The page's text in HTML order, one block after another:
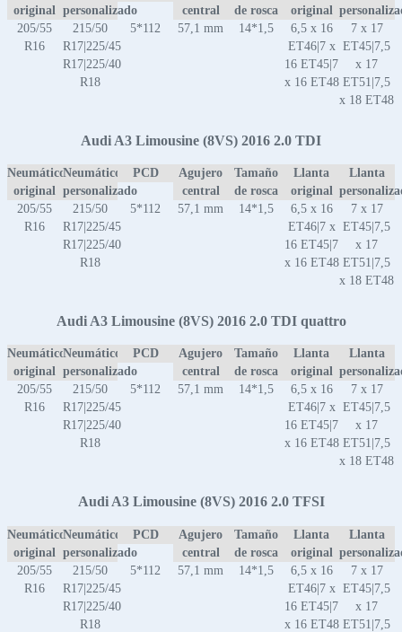
original personalizado
central
de rosca
original
205/55
R16
215/50
R17|225/45
R17|225/40
R18
5*112 57,1 mm 14*1,5
6,5 x 16
ET46|7 x
16 ET45|7
x 16 ET48
7 x 17
ET45|7,5
x 17
ET51|7,5
x 18 ET48
Audi A3 Limousine (8VS) 2016 2.0 TDI
Neumático
original
Neumático
personalizado
PCD
Agujero
central
Tamaño
de rosca
Llanta
original
Llanta
205/55
R16
215/50
R17|225/45
R17|225/40
R18
5*112 57,1 mm 14*1,5
6,5 x 16
ET46|7 x
16 ET45|7
x 16 ET48
7 x 17
ET45|7,5
x 17
ET51|7,5
x 18 ET48
Audi A3 Limousine (8VS) 2016 2.0 TDI quattro
Neumático
original
Neumático
personalizado
PCD
Agujero
central
Tamaño
de rosca
Llanta
original
Llanta
205/55
R16
215/50
R17|225/45
R17|225/40
R18
5*112 57,1 mm 14*1,5
6,5 x 16
ET46|7 x
16 ET45|7
x 16 ET48
7 x 17
ET45|7,5
x 17
ET51|7,5
x 18 ET48
Audi A3 Limousine (8VS) 2016 2.0 TFSI
Neumático
original
Neumático
personalizado
PCD
Agujero
central
Tamaño
de rosca
Llanta
original
Llanta
205/55
R16
215/50
R17|225/45
R17|225/40
R18
5*112 57,1 mm 14*1,5
6,5 x 16
ET46|7 x
16 ET45|7
x 16 ET48
7 x 17
ET45|7,5
x 17
ET51|7,5